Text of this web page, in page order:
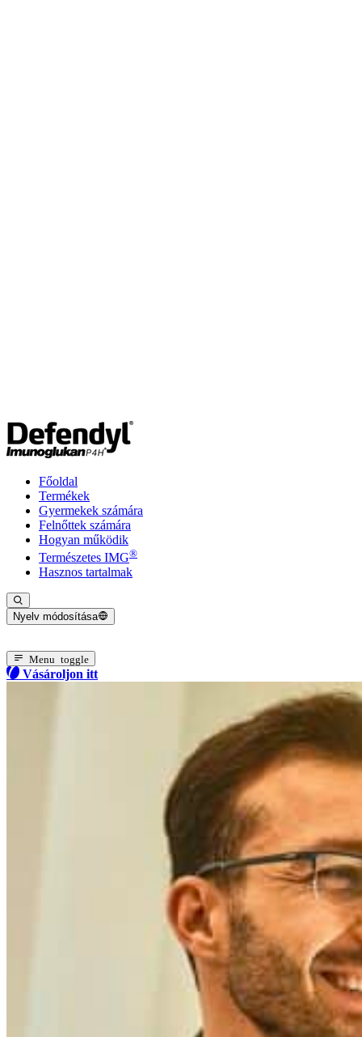
Főoldal
Termékek
Gyermekek számára
Felnőttek számára
Hogyan működik
Természetes IMG®
Hasznos tartalmak
Nyelv módosítása
Menu toggle
Vásároljon itt